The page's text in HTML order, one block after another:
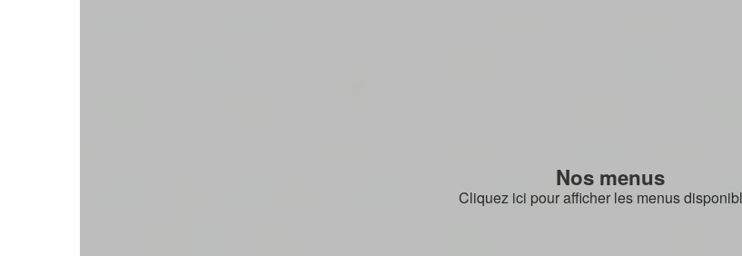
Nos menus
Cliquez ici pour afficher les menus